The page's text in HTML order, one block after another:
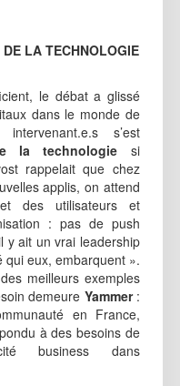
LA TECHNOLOGIE
le débat a glissé
dans le monde de
intervenant.e.s s’est
la technologie si
rappelait que chez
applis, on attend
des utilisateurs et
: pas de push
y ait un vrai leadership
qui eux, embarquent ».
meilleurs exemples
demeure Yammer:
en France,
à des besoins de
business dans